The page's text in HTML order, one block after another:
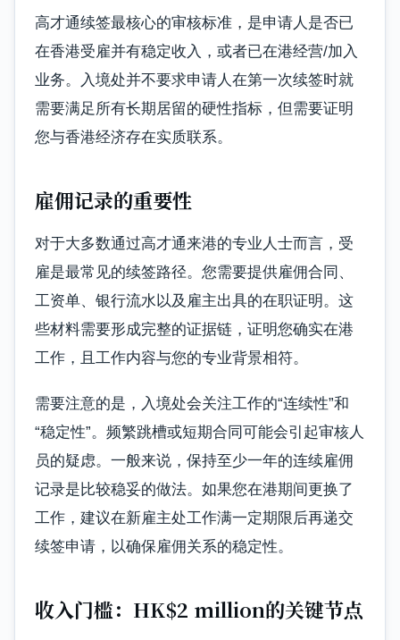
高才通续签最核心的审核标准，是申请人是否已
在香港受雇并有稳定收入，或者已在港经营/加入
业务。入境处并不要求申请人在第一次续签时就
需要满足所有长期居留的硬性指标，但需要证明
您与香港经济存在实质联系。
雇佣记录的重要性
对于大多数通过高才通来港的专业人士而言，受
雇是最常见的续签路径。您需要提供雇佣合同、
工资单、银行流水以及雇主出具的在职证明。这
些材料需要形成完整的证据链，证明您确实在港
工作，且工作内容与您的专业背景相符。
需要注意的是，入境处会关注工作的“连续性”和
“稳定性”。频繁跳槽或短期合同可能会引起审核人
员的疑虑。一般来说，保持至少一年的连续雇佣
记录是比较稳妥的做法。如果您在港期间更换了
工作，建议在新雇主处工作满一定期限后再递交
续签申请，以确保雇佣关系的稳定性。
收入门槛：HK$2 million的关键节点